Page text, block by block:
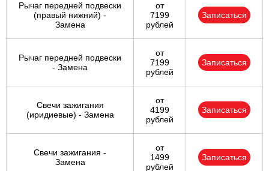
Рычаг передней подвески
(правый нижний) -
Замена
от
7199
рублей
Записаться
Рычаг передней подвески
- Замена
от
7199
рублей
Записаться
Свечи зажигания
(иридиевые) - Замена
от
4199
рублей
Записаться
Свечи зажигания -
Замена
от
1499
рублей
Записаться